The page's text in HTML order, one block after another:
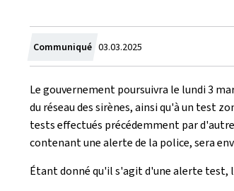
Communiqué Crée
le
03.03.2025
Le gouvernement poursuivra le lundi 3
du réseau des sirènes, ainsi qu'à un test
tests effectués précédemment par
contenant une alerte de la police, sera
Étant donné qu'il s'agit d'une alerte test,